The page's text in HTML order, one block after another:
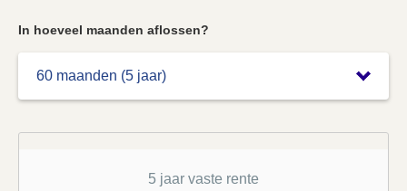
In hoeveel maanden aflossen?
5 jaar vaste rente